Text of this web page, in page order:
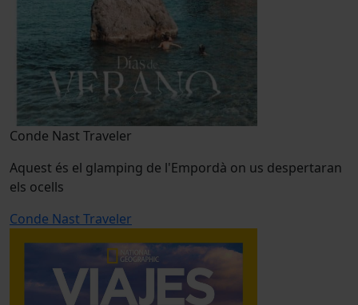
Conde Nast Traveler
Aquest és el glamping de l'Empordà on us despertaran
els ocells
Conde Nast Traveler